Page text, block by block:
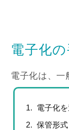
電子化
電子化は、一
電子化
保管形